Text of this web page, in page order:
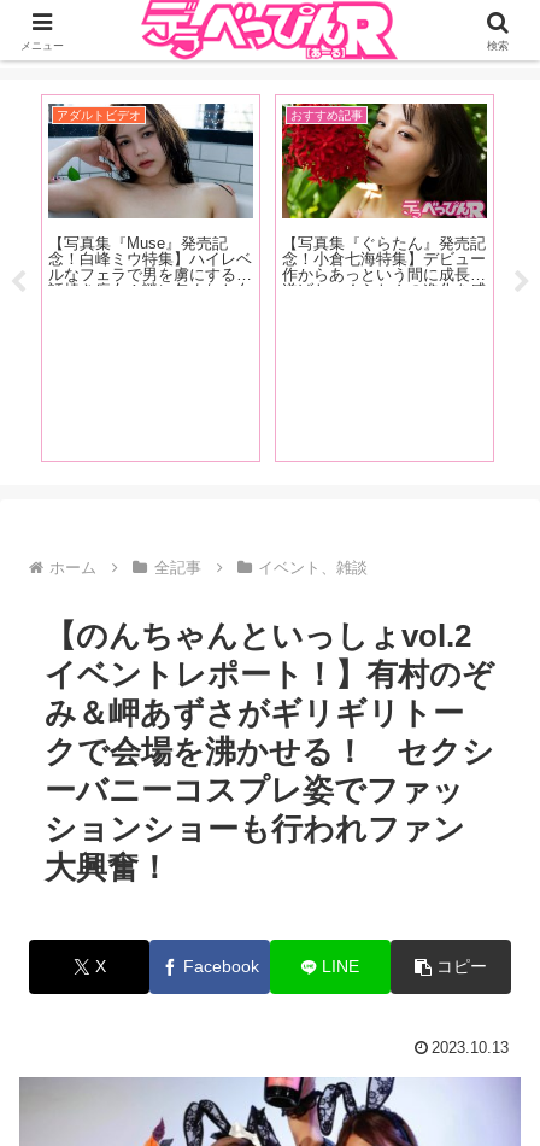
ジーオーティーが運営するちょっとHなニュースサイ。サイト内のリンクには
DMMアフィリエイトが含まれているものがあります
上
華
アダルトビデオ
【写真集『Muse』発売記
念！白峰ミウ特集】ハイレベ
ルなフェラで男を虜にする世
話焼き痴女！謎に包まれた白
おすすめ記事
【写真集『ぐらたん』発売記
念！小倉七海特集】デビュー
作からあっという間に成長を
遂げた、ぐらたんの進化を感
カ
優
ホーム 全記事 イベント、雑談
【のんちゃんといっしょvol.2
イベントレポート！】有村のぞ
み＆岬あずさがギリギリトー
クで会場を沸かせる！ セクシ
ーバニーコスプレ姿でファッ
ションショーも行われファン
大興奮！
X Facebook LINE コピー
2023.10.13
メニュー 検索